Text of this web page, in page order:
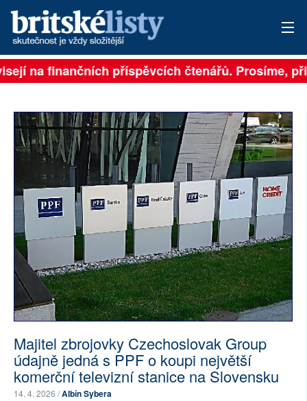
PŘIHLÁSIT
ARCHIV
ROZHOVORY
TÉMATA
NEJČTENĚJŠÍ ZA 7 DNÍ
AUTOŘI
PŘÍSPĚVKY NA PROVOZ
SOCIÁLNÍ SÍTĚ
RUBRIKY
PLNÁ VERZE STRÁNEK
na finančních příspěvcích čtenářů.
Majitel zbrojovky Czechoslovak Group
údajně jedná s PPF o koupi největší
komerční televizní stanice na Slovensku
14. 4. 2026 /Albín Sybera